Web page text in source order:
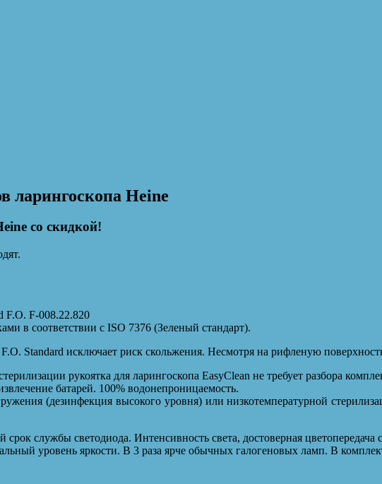
ларингоскопа Heine
со скидкой!
F.O. F-008.22.820
в соответствии с ISO 7376 (Зеленый стандарт).
Standard исключает риск скольжения. Несмотря на рифленую
рукоятка для ларингоскопа EasyClean не требует разбора
батарей. 100% водонепроницаемость.
(дезинфекция высокого уровня) или низкотемпературной
службы светодиода. Интенсивность света, достоверная
уровень яркости. В 3 раза ярче обычных галогеновых ламп. В